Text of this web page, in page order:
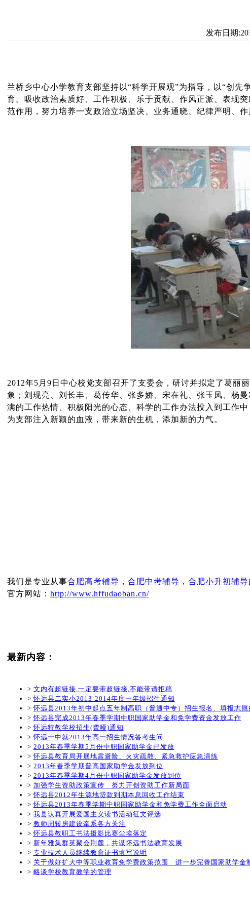
发布日期
兰桥乡中心小学教育支部坚持以“科学开展观”为指导，以“创
育。吸收政治素质好、工作积极、乐于贡献、作风正派、表现
范作用，努力培养一支政治立场坚决、业务通晓、纪律严明、作
2012年5月9日中心校党支部召开了支委会，研讨并拟定了葛丽
象；刘现亮、刘长丰、葛传华、张多娇、宋在礼、张玉凤、杨
满的工作热情、积极阳光的心态、科学的工作办法投入到工作
为支部注入新颖的血液，带来新的生机，添加新的力气。
我们是专业从事合肥高考辅导 ， 合肥中考辅导 ， 合肥小升初辅导
官方网站： http://www.hffudaoban.cn/
最新内容：
> 文内有超链接,一定要带超链接,不能带请拒稿
>怀远县二实小2013-2014年度一年级招生通知
>怀远县2013年初中起点五年制高职（普通中专）招生报名、填报志愿
>怀远县完成2013年春季学期中职国家助学金和免学费资金发放工作
>怀远特教学校招生(聋哑)通知
>怀远一中就2013年高一招生情况答考生问
> 2013年春季学期5月份中职国家助学金已发放
>怀远县教育局开展地震避险、火灾疏散、紧急救护应急演练
> 2013年春季学期普高国家助学金发放到位
> 2013年春季学期4月份中职国家助学金发放到位
> 加强学生资助政策宣传 努力开创资助工作新局面
>怀远县2012年生源地贷款到期本息回收工作结束
>怀远县2013年春季学期中职国家助学金和免学费工作全面启动
> 我县认真开展爱国主义读书活动征文评选
> 教师周转房建设牵系各方关注
>怀远县教职工书法摄影比赛尘埃落定
> 新年雅集群英聚会荆麓，共谋怀远书法教育发展
> 专业技术人员继续教育证书填写说明
> 关于做好扩大中等职业教育免学费政策范围 进一步完善国家助学金
> 略谈学校教育教学的管理